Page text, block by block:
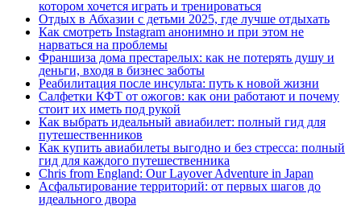
котором хочется играть и тренироваться
Отдых в Абхазии с детьми 2025, где лучше отдыхать
Как смотреть Instagram анонимно и при этом не
нарваться на проблемы
Франшиза дома престарелых: как не потерять душу и
деньги, входя в бизнес заботы
Реабилитация после инсульта: путь к новой жизни
Салфетки КФТ от ожогов: как они работают и почему
стоит их иметь под рукой
Как выбрать идеальный авиабилет: полный гид для
путешественников
Как купить авиабилеты выгодно и без стресса: полный
гид для каждого путешественника
Chris from England: Our Layover Adventure in Japan
Асфальтирование территорий: от первых шагов до
идеального двора